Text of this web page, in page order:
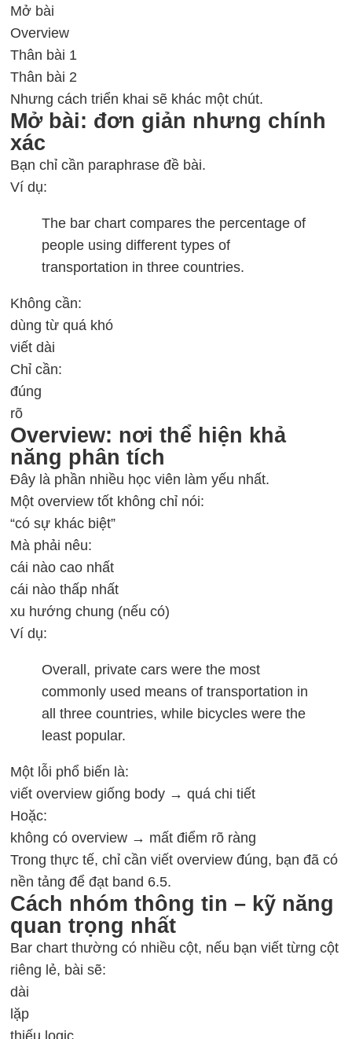
Mở bài
Overview
Thân bài 1
Thân bài 2
Nhưng cách triển khai sẽ khác một chút.
Mở bài: đơn giản nhưng chính
xác
Bạn chỉ cần paraphrase đề bài.
Ví dụ:
The bar chart compares the percentage of
people using different types of
transportation in three countries.
Không cần:
dùng từ quá khó
viết dài
Chỉ cần:
đúng
rõ
Overview: nơi thể hiện khả
năng phân tích
Đây là phần nhiều học viên làm yếu nhất.
Một overview tốt không chỉ nói:
“có sự khác biệt”
Mà phải nêu:
cái nào cao nhất
cái nào thấp nhất
xu hướng chung (nếu có)
Ví dụ:
Overall, private cars were the most
commonly used means of transportation in
all three countries, while bicycles were the
least popular.
Một lỗi phổ biến là:
viết overview giống body → quá chi tiết
Hoặc:
không có overview → mất điểm rõ ràng
Trong thực tế, chỉ cần viết overview đúng, bạn đã có
nền tảng để đạt band 6.5.
Cách nhóm thông tin – kỹ năng
quan trọng nhất
Bar chart thường có nhiều cột, nếu bạn viết từng cột
riêng lẻ, bài sẽ:
dài
lặp
thiếu logic